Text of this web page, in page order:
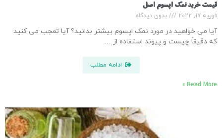
قیمت خرید نمک اپسوم اصل
فوریه 17, 2022 بدون دیدگاه
آیا می خواهید در مورد نمک اپسوم بیشتر بدانید؟ آیا تعجب می کنید
که دقیقاً چیست و پیوند استفاده از …
ادامه مطلب
Read More »